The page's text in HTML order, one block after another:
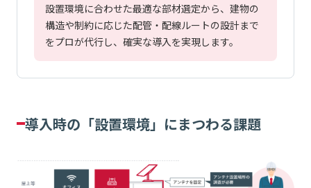
設置環境に合わせた最適な部材選定から、建物の
構造や制約に応じた配管・配線ルートの設計まで
をプロが代行し、確実な導入を実現します。
導入時の「設置環境」にまつわる課題